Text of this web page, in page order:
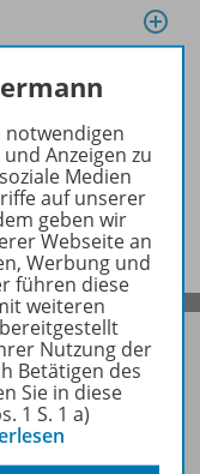
notwendigen
Anzeigen zu
Medien
auf unserer
geben wir
Webseite an
Werbung und
führen diese
weiteren
Nutzung der
Betätigen des
Sie in diese
1 S. 1 a)